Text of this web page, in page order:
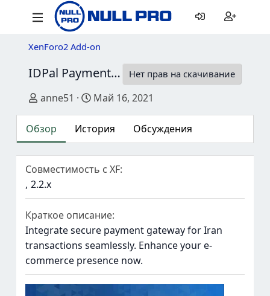
XenForo2 Add-on
IDPal Payment Profile 1.0.0
Нет прав на скачивание
Автор
anne51 Дата создания
Май 16, 2021
Обзор История Обсуждения
Совместимость с XF
2.2.x
Краткое описание
Integrate secure payment gateway for Iran
transactions seamlessly. Enhance your e-
commerce presence now.